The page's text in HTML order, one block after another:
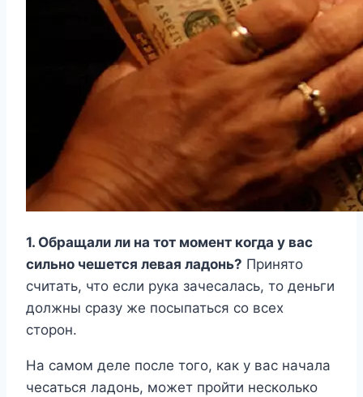
1. Обращали ли на тот момент когда у вас
сильно чешется левая ладонь? Принято
считать, что если рука зачесалась, то деньги
должны сразу же посыпаться со всех
сторон.
На самом деле после того, как у вас начала
чесаться ладонь, может пройти несколько